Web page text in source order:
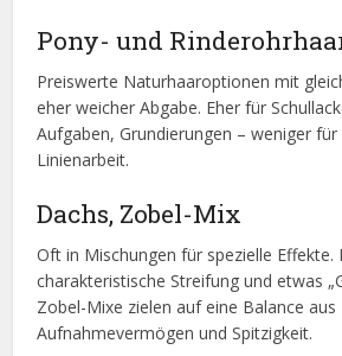
Pony- und
Preiswerte Naturhaaroptionen mit
eher weicher Abgabe. Eher für
Aufgaben, Grundierungen – weniger für
Linienarbeit.
Dachs, Zobel-Mix
Oft in Mischungen für spezielle Effekte.
charakteristische Streifung und etwas
Zobel-Mixe zielen auf eine Balance aus
Aufnahmevermögen und Spitzigkeit.